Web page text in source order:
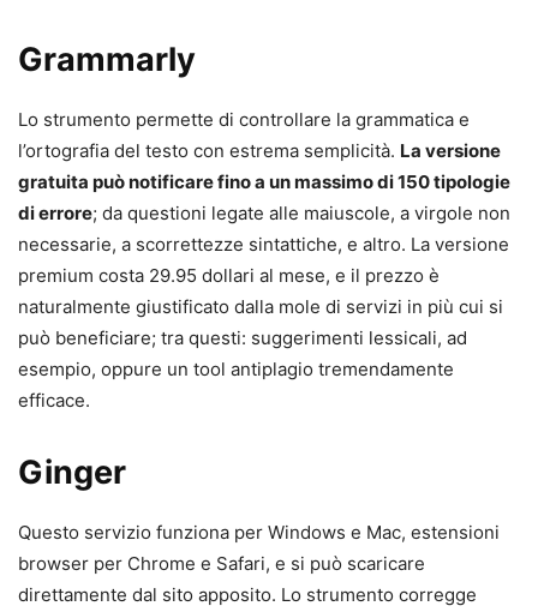
Grammarly
Lo strumento permette di controllare la grammatica e
l’ortografia del testo con estrema semplicità. La versione
gratuita può notificare fino a un massimo di 150 tipologie
di errore; da questioni legate alle maiuscole, a virgole non
necessarie, a scorrettezze sintattiche, e altro. La versione
premium costa 29.95 dollari al mese, e il prezzo è
naturalmente giustificato dalla mole di servizi in più cui si
può beneficiare; tra questi: suggerimenti lessicali, ad
esempio, oppure un tool antiplagio tremendamente
efficace.
Ginger
Questo servizio funziona per Windows e Mac, estensioni
browser per Chrome e Safari, e si può scaricare
direttamente dal sito apposito. Lo strumento corregge